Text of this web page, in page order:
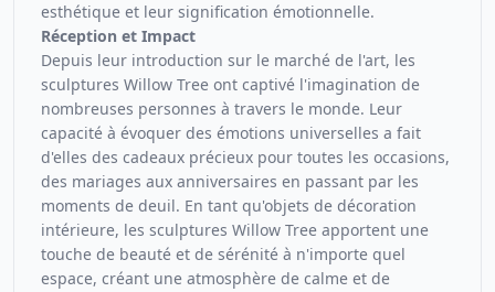
esthétique et leur signification émotionnelle.
Réception et Impact
Depuis leur introduction sur le marché de l'art, les
sculptures Willow Tree ont captivé l'imagination de
nombreuses personnes à travers le monde. Leur
capacité à évoquer des émotions universelles a fait
d'elles des cadeaux précieux pour toutes les occasions,
des mariages aux anniversaires en passant par les
moments de deuil. En tant qu'objets de décoration
intérieure, les sculptures Willow Tree apportent une
touche de beauté et de sérénité à n'importe quel
espace, créant une atmosphère de calme et de